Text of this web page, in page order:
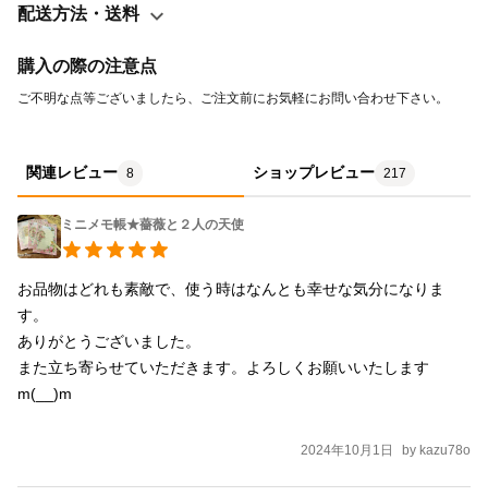
配送方法・送料
購入の際の注意点
ご不明な点等ございましたら、ご注文前にお気軽にお問い合わせ下さい。
関連レビュー 8 ショップレビュー 217
ミニメモ帳★薔薇と２人の天使
お品物はどれも素敵で、使う時はなんとも幸せな気分になりま
す。
ありがとうございました。
また立ち寄らせていただきます。よろしくお願いいたします
m(__)m
2024年10月1日 by kazu78o